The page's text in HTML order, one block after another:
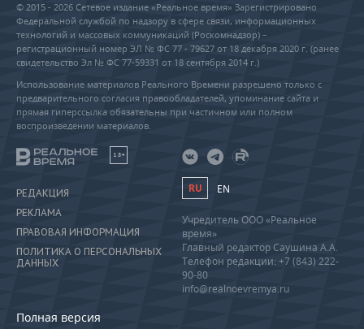
© 2015 - 2026 Сетевое издание «Реальное время» Зарегистрировано
Федеральной службой по надзору в сфере связи, информационных
технологий и массовых коммуникаций (Роскомнадзор) –
регистрационный номер ЭЛ № ФС 77 - 79627 от 18 декабря 2020 г. (ранее
свидетельство Эл № ФС 77-59331 от 18 сентября 2014 г.)
Использование материалов Реального Времени разрешено только с
предварительного согласия правообладателей, упоминание сайта и
прямая гиперссылка обязательны при частичном или полном
воспроизведении материалов.
18+
РЕДАКЦИЯ
РЕКЛАМА
ПРАВОВАЯ ИНФОРМАЦИЯ
ПОЛИТИКА О ПЕРСОНАЛЬНЫХ
ДАННЫХ
Полная версия
RU EN
Учредитель ООО «Реальное
время»
Главный редактор Саушина А.А.
Телефон редакции: +7 (843) 222-
90-80
info@realnoevremya.ru